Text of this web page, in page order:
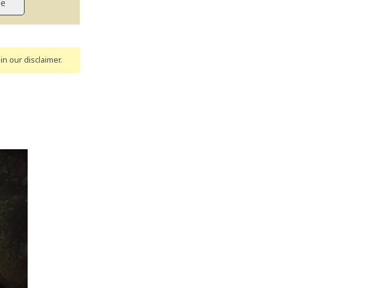
in our disclaimer.